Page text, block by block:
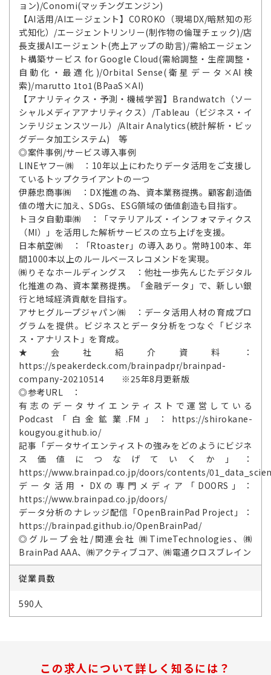
ョン)/Conomi(マッチングエンジン)
【AI活用/AIエージェント】COROKO（現場DX/暗黙知の形
式知化）/エージェントリンリー(制作物の倫理チェック)/店
長支援AIエージェント(売上アップの助言)/需給エージェン
ト構築サービス for Google Cloud(需給調整・生産調整・
自動化・最適化)/Orbital Sense(衛星データ×AI検
索)/marutto 1to1(BPaaS×AI)
【アナリティクス・予測・機械学習】Brandwatch（ソー
シャルメディアアナリティクス）/Tableau（ビジネス・イ
ンテリジェンスツール）/Altair Analytics(統計解析・ビッ
グデータ加工システム) 等
◎案件事例/サービス導入事例
LINEヤフー㈱ ：10年以上にわたりデータ活用をご支援し
ているトップクライアントの一つ
伊藤忠商事㈱ ：DX推進の為、資本業務提携。顧客創造価
値の増大に加え、SDGs、ESG領域の価値創造も目指す。
トヨタ自動車㈱ ：「マテリアルズ・インフォマティクス
（MI）」を活用した解析サービスの立ち上げを支援。
日本航空㈱ ：「Rtoaster」の導入あり。常時100本、年
間1000本以上のルールベースレコメンドを実現。
㈱りそなホールディングス ：他社一歩先んじたデジタル
化推進の為、資本業務提携。「金融データ」で、新しい銀
行と地域経済貢献を目指す。
アサヒグループジャパン㈱ ：データ活用人材の育成プロ
グラムを提供。ビジネスとデータ分析をつなぐ「ビジネ
ス・アナリスト」を育成。
★会社紹介資料：
https://speakerdeck.com/brainpadpr/brainpad-
company-20210514 ※25年8月更新版
◎参考URL ：
有志のデータサイエンティストで運営している
Podcast「白金鉱業.FM」：https://shirokane-
kougyou.github.io/
記事「データサイエンティストの強みをどのようにビジネ
ス価値につなげていくか」：
https://www.brainpad.co.jp/doors/contents/
データ活用・DXの専門メディア「DOORS」：
https://www.brainpad.co.jp/doors/
データ分析のナレッジ配信「OpenBrainPad Project」：
https://brainpad.github.io/OpenBrainPad/
◎グループ会社/関連会社 ㈱TimeTechnologies、㈱
BrainPad AAA、㈱アクティブコア、㈱電通クロスブレイン
従業員数
590人
この求人について詳しく知るには？